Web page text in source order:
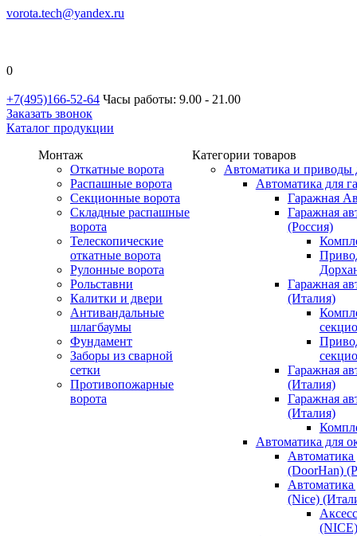
vorota.tech@yandex.ru
0
+7(495)166-52-64 Часы работы: 9.00 - 21.00
Заказать звонок
Каталог продукции
Монтаж
Откатные ворота
Распашные ворота
Секционные ворота
Складные распашные
ворота
Телескопические
откатные ворота
Рулонные ворота
Рольставни
Калитки и двери
Антивандальные
шлагбаумы
Фундамент
Заборы из сварной
сетки
Противопожарные
ворота
Категории товаров
Автоматика и приводы
Автоматика для
Гаражная
Гаражная
(Россия)
Гаражная
(Италия)
Гаражная
(Италия)
Гаражная
(Италия)
Автоматика для
Автоматика
(DoorHan)
Автоматика
(Nice)
(NICE)